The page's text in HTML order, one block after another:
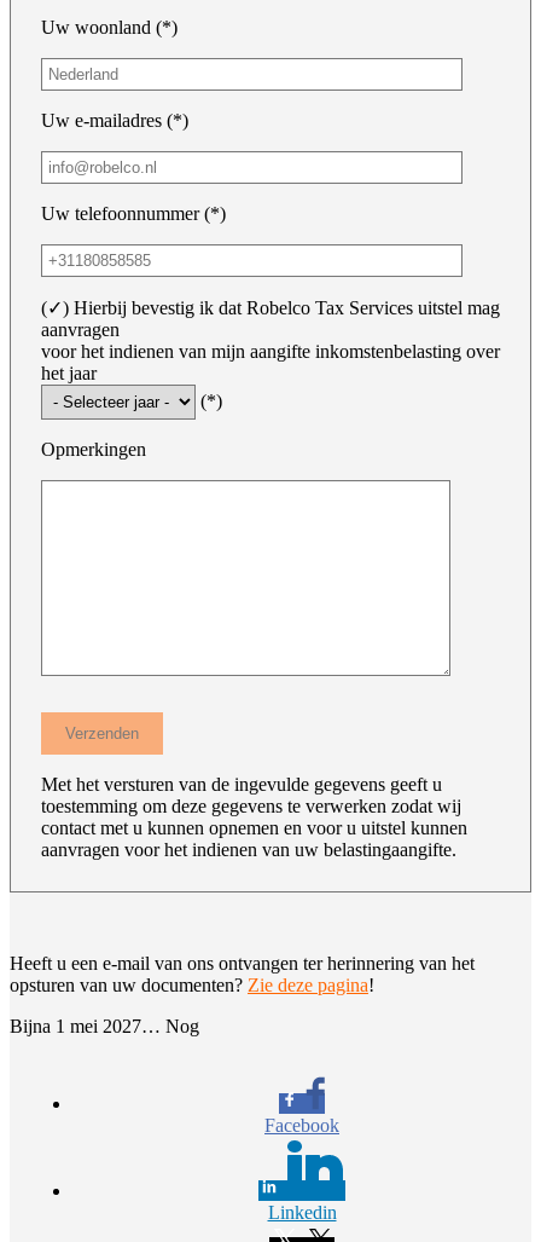
Uw woonland (*)
Uw e-mailadres (*)
Uw telefoonnummer (*)
(✓) Hierbij bevestig ik dat Robelco Tax Services uitstel mag
aanvragen
voor het indienen van mijn aangifte inkomstenbelasting over
het jaar
(*)
Opmerkingen
Met het versturen van de ingevulde gegevens geeft u
toestemming om deze gegevens te verwerken zodat wij
contact met u kunnen opnemen en voor u uitstel kunnen
aanvragen voor het indienen van uw belastingaangifte.
Heeft u een e-mail van ons ontvangen ter herinnering van het
opsturen van uw documenten? Zie deze pagina!
Bijna 1 mei 2027… Nog
Facebook
Linkedin